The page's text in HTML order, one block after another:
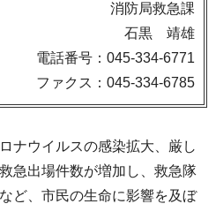
消防局救急課
石黒 靖雄
電話番号：045-334-6771
ファクス：045-334-6785
ナウイルスの感染拡大、厳し
急出場件数が増加し、救急隊
ど、市民の生命に影響を及ぼ